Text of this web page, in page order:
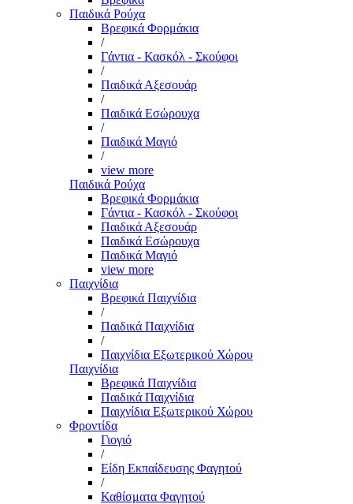
Παιδικά Ρούχα
Βρεφικά Φορμάκια
/
Γάντια - Κασκόλ - Σκούφοι
/
Παιδικά Αξεσουάρ
/
Παιδικά Εσώρουχα
/
Παιδικά Μαγιό
/
view more
Παιδικά Ρούχα
Βρεφικά Φορμάκια
Γάντια - Κασκόλ - Σκούφοι
Παιδικά Αξεσουάρ
Παιδικά Εσώρουχα
Παιδικά Μαγιό
view more
Παιχνίδια
Βρεφικά Παιχνίδια
/
Παιδικά Παιχνίδια
/
Παιχνίδια Εξωτερικού Χώρου
Παιχνίδια
Βρεφικά Παιχνίδια
Παιδικά Παιχνίδια
Παιχνίδια Εξωτερικού Χώρου
Φροντίδα
Γιογιό
/
Είδη Εκπαίδευσης Φαγητού
/
Καθίσματα Φαγητού